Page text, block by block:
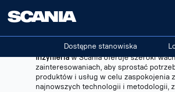
Dostępne stanowiska
Engineering
Inżynieriaw Scania oferuje szeroki
zainteresowaniach, aby sprostać
produktów i usług w celu
najnowszych technologii i metodologii,